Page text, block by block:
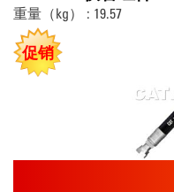
重量（kg） : 19.57
促销